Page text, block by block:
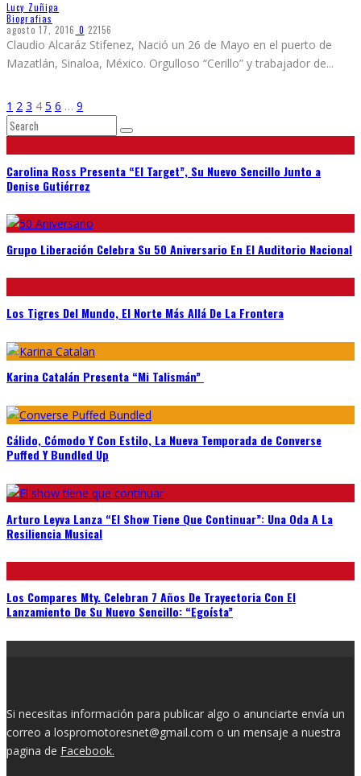
Lucy Zuñiga
Biografias
agosto 17, 2016 0 22156
Claudio Alcaráz Stifenez, Nació un 26 de Mayo en el puerto de
Mazatlán, Sinaloa, México. Orgulloso “Cerillo” y trabajador de...
1 2 3 4 5 6 … 9
Carolina Ross Presenta “El Target”, Su Nuevo Sencillo Junto a
Denise Gutiérrez
Grupo Liberación Celebra Su 50 Aniversario En El Auditorio Nacional
Los Tigres Del Mundo, El Norte Más Allá De La Frontera
Karina Catalán Presenta “Mi Talismán”
Cálido, Cómodo Y Con Estilo, La Nueva Temporada de Converse
Puffed Y Bundled Up
Arturo Leyva Lanza “El Show Tiene Que Continuar”: Una Oda A La
Resiliencia Musical
Los Compares Mty. Celebran 7 Años De Trayectoria Con El
Lanzamiento De Su Nuevo Sencillo: “Egoísta”
Si necesitas información para publicar algo o anunciarte envía un
correo a lospromotoresnet@gmail.com o un mensaje a nuestra
pagina de Facebook.